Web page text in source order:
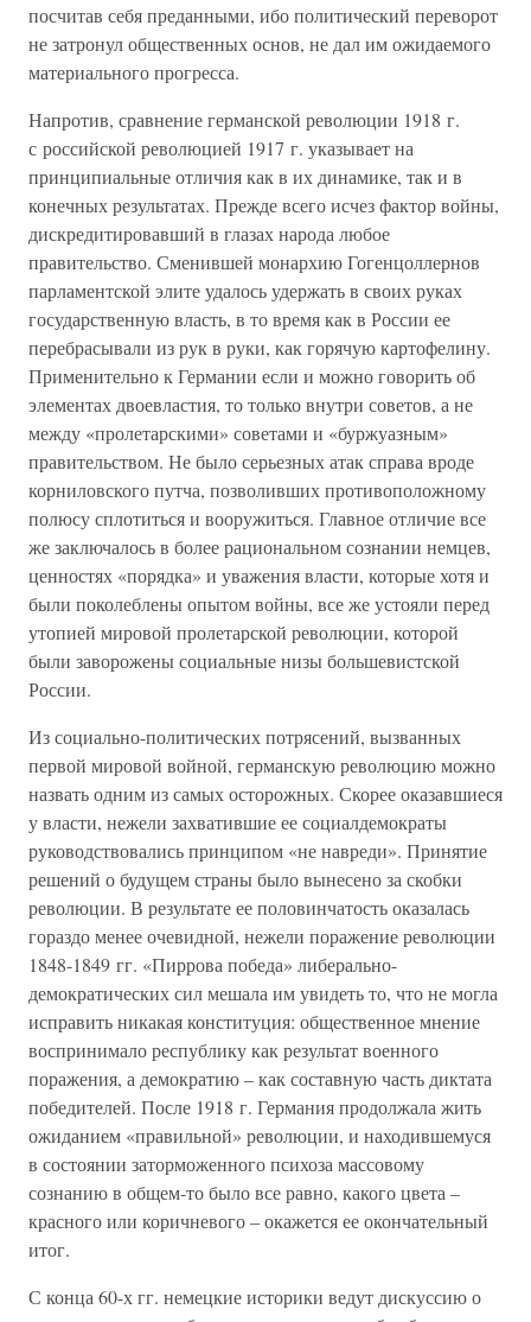
посчитав себя преданными, ибо политический переворот
не затронул общественных основ, не дал им ожидаемого
материального прогресса.
Напротив, сравнение германской революции 1918 г.
с российской революцией 1917 г. указывает на
принципиальные отличия как в их динамике, так и в
конечных результатах. Прежде всего исчез фактор войны,
дискредитировавший в глазах народа любое
правительство. Сменившей монархию Гогенцоллернов
парламентской элите удалось удержать в своих руках
государственную власть, в то время как в России ее
перебрасывали из рук в руки, как горячую картофелину.
Применительно к Германии если и можно говорить об
элементах двоевластия, то только внутри советов, а не
между «пролетарскими» советами и «буржуазным»
правительством. Не было серьезных атак справа вроде
корниловского путча, позволивших противоположному
полюсу сплотиться и вооружиться. Главное отличие все
же заключалось в более рациональном сознании немцев,
ценностях «порядка» и уважения власти, которые хотя и
были поколеблены опытом войны, все же устояли перед
утопией мировой пролетарской революции, которой
были заворожены социальные низы большевистской
России.
Из социально-политических потрясений, вызванных
первой мировой войной, германскую революцию можно
назвать одним из самых осторожных. Скорее оказавшиеся
у власти, нежели захватившие ее социалдемократы
руководствовались принципом «не навреди». Принятие
решений о будущем страны было вынесено за скобки
революции. В результате ее половинчатость оказалась
гораздо менее очевидной, нежели поражение революции
1848-1849 гг. «Пиррова победа» либерально-
демократических сил мешала им увидеть то, что не могла
исправить никакая конституция: общественное мнение
воспринимало республику как результат военного
поражения, а демократию – как составную часть диктата
победителей. После 1918 г. Германия продолжала жить
ожиданием «правильной» революции, и находившемуся
в состоянии заторможенного психоза массовому
сознанию в общем-то было все равно, какого цвета –
красного или коричневого – окажется ее окончательный
итог.
С конца 60-х гг. немецкие историки ведут дискуссию о